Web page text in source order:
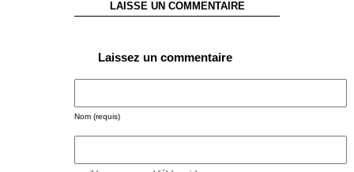
LAISSE UN COMMENTAIRE
Laissez un commentaire
Nom (requis)